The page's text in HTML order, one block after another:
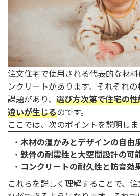
注文住宅で使用される代表的な材
ンクリートがあります。それぞれ
課題があり、 選び方次第で住宅の
違いが生じるのです。
ここでは、次のポイントを説明しま
・ 木材の温かみとデザインの自由
・ 鉄骨の耐震性と大空間設計の可
・ コンクリートの耐久性と防音効
これらを詳しく理解することで、